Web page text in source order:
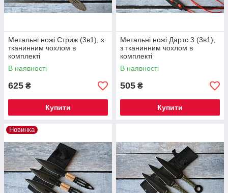
Метальні ножі Стриж (3в1), з
тканинним чохлом в
комплекті
В наявності
625 ₴
Купити
Метальні ножі Дартс 3 (3в1),
з тканинним чохлом в
комплекті
В наявності
505 ₴
Купити
Новинка